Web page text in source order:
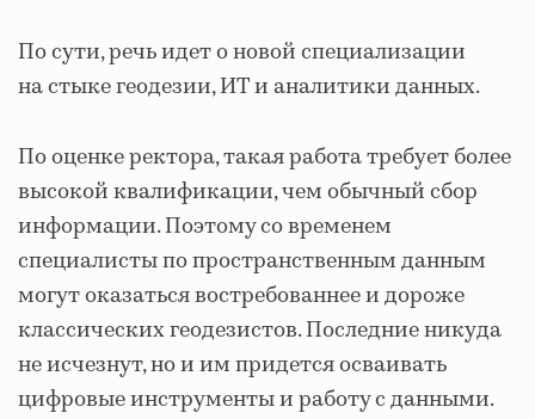
По сути, речь идет о новой специализации
на стыке геодезии, ИТ и аналитики данных.
По оценке ректора, такая работа требует более
высокой квалификации, чем обычный сбор
информации. Поэтому со временем
специалисты по пространственным данным
могут оказаться востребованнее и дороже
классических геодезистов. Последние никуда
не исчезнут, но и им придется осваивать
цифровые инструменты и работу с данными.